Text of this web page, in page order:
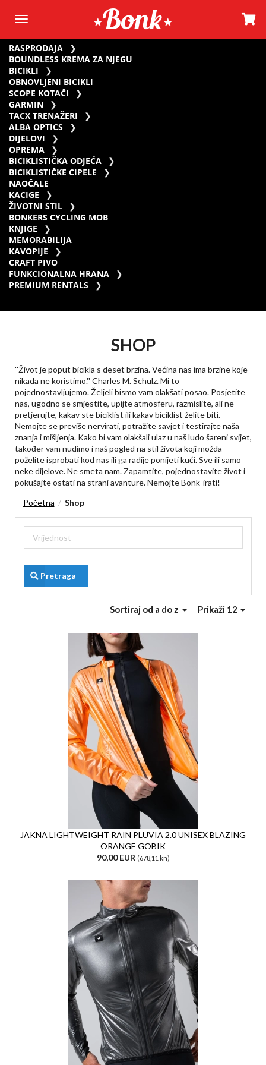
RASPRODAJA
BOUNDLESS KREMA ZA NJEGU
BICIKLI
OBNOVLJENI BICIKLI
SCOPE KOTAČI
GARMIN
TACX TRENAŽERI
ALBA OPTICS
DIJELOVI
OPREMA
BICIKLISTIČKA ODJEĆA
BICIKLISTIČKE CIPELE
NAOČALE
KACIGE
ŽIVOTNI STIL
BONKERS CYCLING MOB
KNJIGE
MEMORABILIJA
KAVOPIJE
CRAFT PIVO
FUNKCIONALNA HRANA
PREMIUM RENTALS
SHOP
''Život je poput bicikla s deset brzina. Većina nas ima brzine koje
nikada ne koristimo.'' Charles M. Schulz. Mi to
pojednostavljujemo. Željeli bismo vam olakšati posao. Posjetite
nas, ugodno se smjestite, upijte atmosferu, razmislite, ali ne
pretjerujte, kakav ste biciklist ili kakav biciklist želite biti.
Nemojte se previše nervirati, potražite savjet i testirajte naša
znanja i mišljenja. Kako bi vam olakšali ulaz u naš ludo šareni svijet,
također vam nudimo i naš pogled na stil života koji možda
poželite isprobati kod nas ili ga radije ponijeti kući. Sve ili samo
neke dijelove. Ne smeta nam. Zapamtite, pojednostavite život i
pokušajte ostati na strani avanture. Nemojte Bonk-irati!
Početna / Shop
Pretraga
Prikaži 12
Sortiraj od a do z
JAKNA LIGHTWEIGHT RAIN PLUVIA 2.0 UNISEX BLAZING
ORANGE GOBIK
90,00 EUR (678,11 kn)